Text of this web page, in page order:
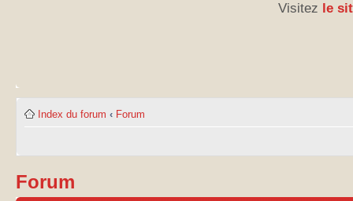
Visitez le
Index du forum ‹ Forum
Forum